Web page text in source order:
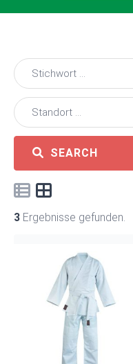
SEARCH
3 Ergebnisse gefunden.